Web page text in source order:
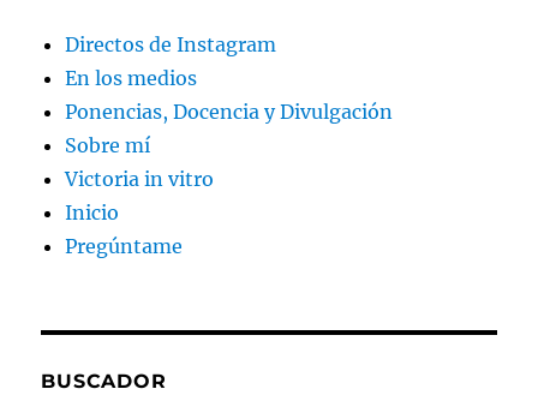
Directos de Instagram
En los medios
Ponencias, Docencia y Divulgación
Sobre mí
Victoria in vitro
Inicio
Pregúntame
BUSCADOR